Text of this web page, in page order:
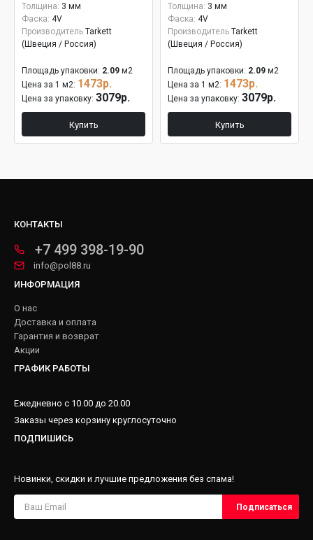
Толщина: 3 мм
Фаска: 4V
Производитель Tarkett
(Швеция / Россия)
Площадь упаковки: 2.09 м2
Цена за 1 м2: 1473р.
Цена за упаковку: 3079р.
Купить
Толщина: 3 мм
Фаска: 4V
Производитель Tarkett
(Швеция / Россия)
Площадь упаковки: 2.09 м2
Цена за 1 м2: 1473р.
Цена за упаковку: 3079р.
Купить
КОНТАКТЫ
+7 499 398-19-90
info@pol88.ru
ИНФОРМАЦИЯ
О нас
Доставка и оплата
Гарантия и возврат
Акции
ГРАФИК РАБОТЫ
Ежедневно с 10.00 до 20.00
Заказы через корзину круглосуточно
ПОДПИШИСЬ
Новинки, скидки и лучшие предложения без спама!